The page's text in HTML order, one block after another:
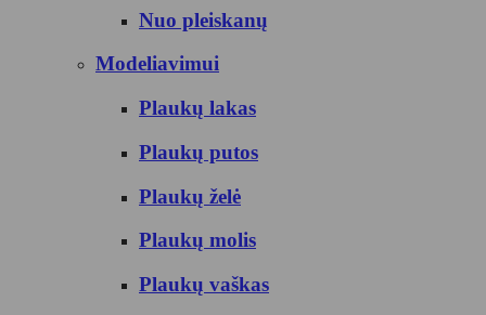
Nuo pleiskanų
Modeliavimui
Plaukų lakas
Plaukų putos
Plaukų želė
Plaukų molis
Plaukų vaškas